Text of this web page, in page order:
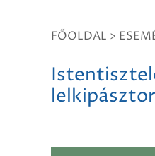
FŐOLDAL >
lelkipásztor